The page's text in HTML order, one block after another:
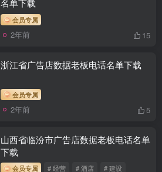
会员专属
2年前 15
浙江省广告店数据老板电话名单下载
会员专属
2年前 5
山西省临汾市广告店数据老板电话名单
下载
会员专属 # 经营 # 酒店 # 建设